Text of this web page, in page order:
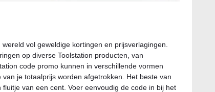
vol geweldige kortingen en prijsverlagingen.
op diverse Toolstation producten, van
code promo kunnen in verschillende vormen
je totaalprijs worden afgetrokken. Het beste van
van een cent. Voer eenvoudig de code in bij het